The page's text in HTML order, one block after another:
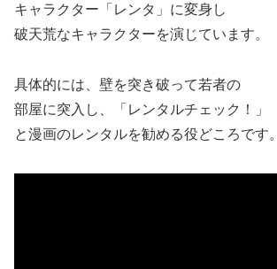
キャラクター「レンタ」に変身し
破天荒なキャラクターを演じています。
具体的には、壁を突き破って若者の
部屋に突入し、「レンタルチェック！」
と漫画のレンタルを勧める役どころです。